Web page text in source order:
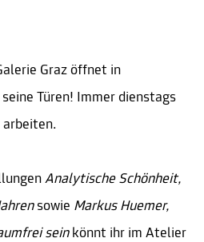
Graz öffnet in
Türen! Immer dienstags
Analytische Schönheit,
sowie Markus Huemer,
seinkönnt ihr im Atelier